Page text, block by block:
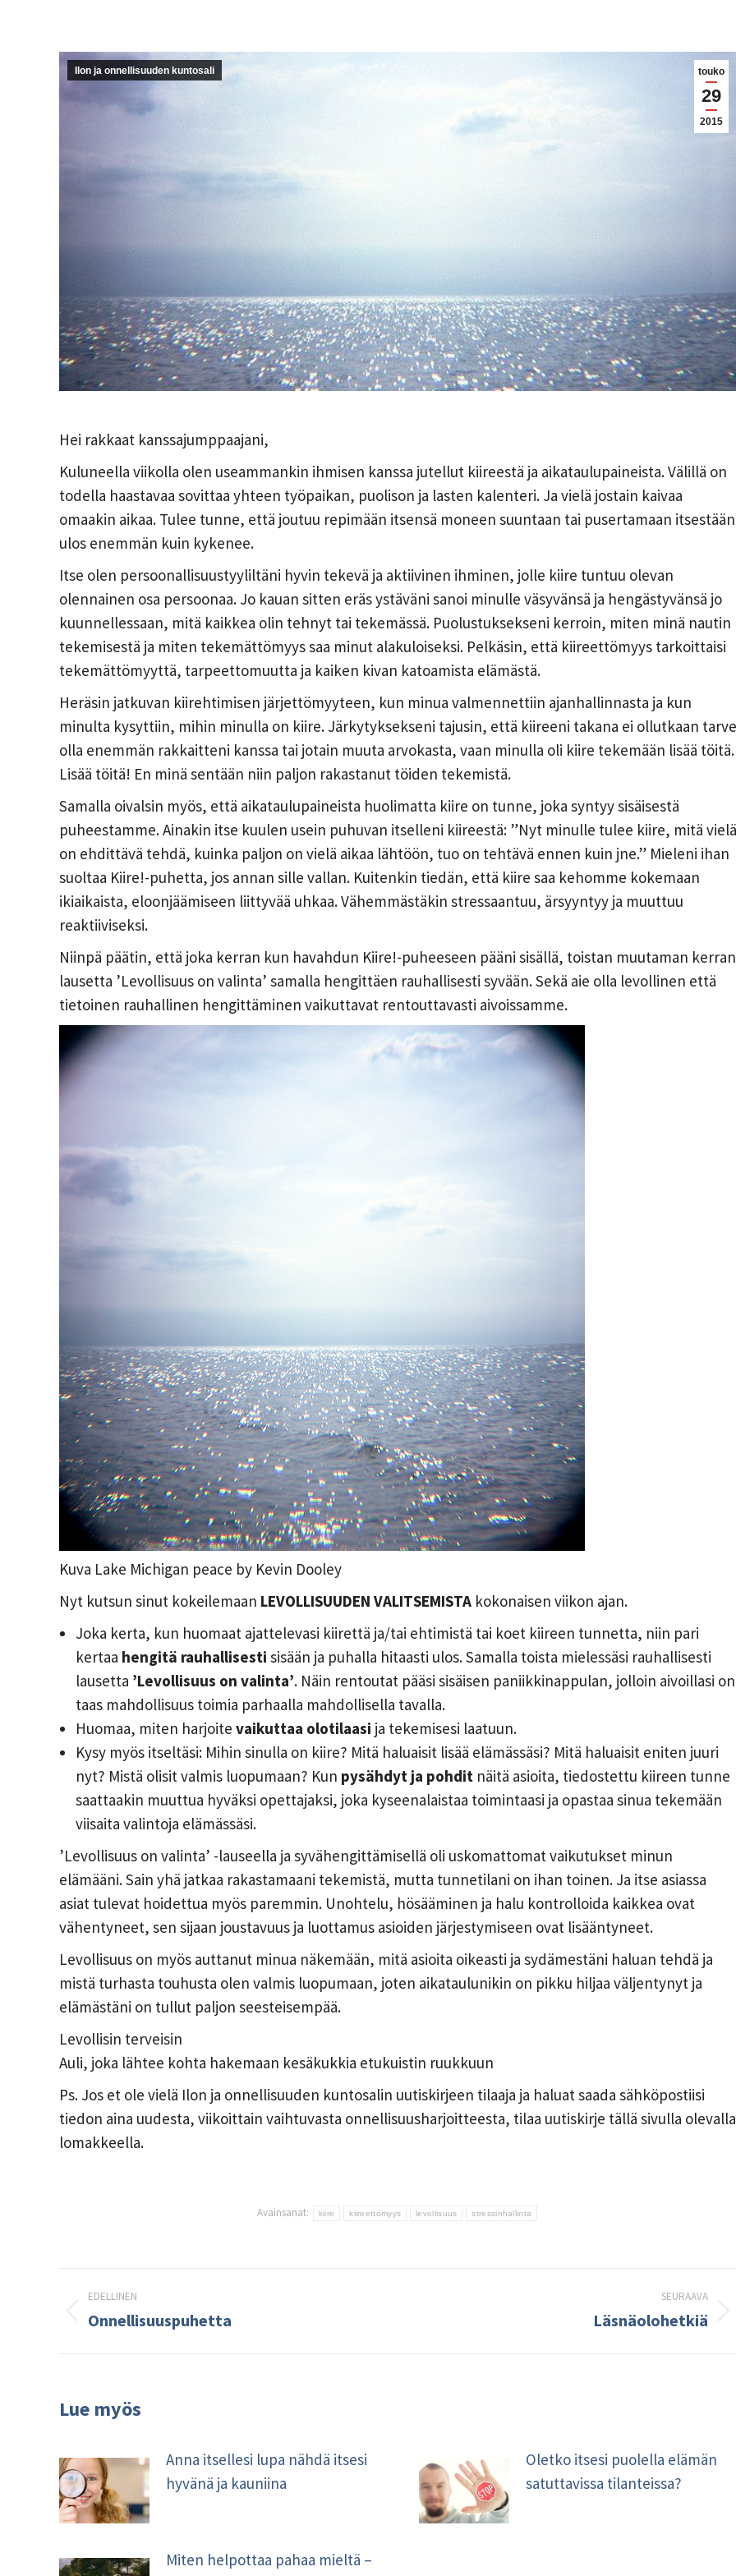
touko
29
2015
Ilon ja onnellisuuden kuntosali
Hei rakkaat kanssajumppaajani,
Kuluneella viikolla olen useammankin ihmisen kanssa jutellut kiireestä ja aikataulupaineista. Välillä on
todella haastavaa sovittaa yhteen työpaikan, puolison ja lasten kalenteri. Ja vielä jostain kaivaa
omaakin aikaa. Tulee tunne, että joutuu repimään itsensä moneen suuntaan tai pusertamaan itsestään
ulos enemmän kuin kykenee.
Itse olen persoonallisuustyyliltäni hyvin tekevä ja aktiivinen ihminen, jolle kiire tuntuu olevan
olennainen osa persoonaa. Jo kauan sitten eräs ystäväni sanoi minulle väsyvänsä ja hengästyvänsä jo
kuunnellessaan, mitä kaikkea olin tehnyt tai tekemässä. Puolustuksekseni kerroin, miten minä nautin
tekemisestä ja miten tekemättömyys saa minut alakuloiseksi. Pelkäsin, että kiireettömyys tarkoittaisi
tekemättömyyttä, tarpeettomuutta ja kaiken kivan katoamista elämästä.
Heräsin jatkuvan kiirehtimisen järjettömyyteen, kun minua valmennettiin ajanhallinnasta ja kun
minulta kysyttiin, mihin minulla on kiire. Järkytyksekseni tajusin, että kiireeni takana ei ollutkaan tarve
olla enemmän rakkaitteni kanssa tai jotain muuta arvokasta, vaan minulla oli kiire tekemään lisää töitä.
Lisää töitä! En minä sentään niin paljon rakastanut töiden tekemistä.
Samalla oivalsin myös, että aikataulupaineista huolimatta kiire on tunne, joka syntyy sisäisestä
puheestamme. Ainakin itse kuulen usein puhuvan itselleni kiireestä: ”Nyt minulle tulee kiire, mitä vielä
on ehdittävä tehdä, kuinka paljon on vielä aikaa lähtöön, tuo on tehtävä ennen kuin jne.” Mieleni ihan
suoltaa Kiire!-puhetta, jos annan sille vallan. Kuitenkin tiedän, että kiire saa kehomme kokemaan
ikiaikaista, eloonjäämiseen liittyvää uhkaa. Vähemmästäkin stressaantuu, ärsyyntyy ja muuttuu
reaktiiviseksi.
Niinpä päätin, että joka kerran kun havahdun Kiire!-puheeseen pääni sisällä, toistan muutaman kerran
lausetta ’Levollisuus on valinta’ samalla hengittäen rauhallisesti syvään. Sekä aie olla levollinen että
tietoinen rauhallinen hengittäminen vaikuttavat rentouttavasti aivoissamme.
Kuva Lake Michigan peace by Kevin Dooley
Nyt kutsun sinut kokeilemaan LEVOLLISUUDEN VALITSEMISTA kokonaisen viikon ajan.
Joka kerta, kun huomaat ajattelevasi kiirettä ja/tai ehtimistä tai koet kiireen tunnetta, niin pari
kertaa hengitä rauhallisesti sisään ja puhalla hitaasti ulos. Samalla toista mielessäsi rauhallisesti
lausetta ’Levollisuus on valinta’. Näin rentoutat pääsi sisäisen paniikkinappulan, jolloin aivoillasi on
taas mahdollisuus toimia parhaalla mahdollisella tavalla.
Huomaa, miten harjoite vaikuttaa olotilaasi ja tekemisesi laatuun.
Kysy myös itseltäsi: Mihin sinulla on kiire? Mitä haluaisit lisää elämässäsi? Mitä haluaisit eniten juuri
nyt? Mistä olisit valmis luopumaan? Kun pysähdyt ja pohdit näitä asioita, tiedostettu kiireen tunne
saattaakin muuttua hyväksi opettajaksi, joka kyseenalaistaa toimintaasi ja opastaa sinua tekemään
viisaita valintoja elämässäsi.
’Levollisuus on valinta’ -lauseella ja syvähengittämisellä oli uskomattomat vaikutukset minun
elämääni. Sain yhä jatkaa rakastamaani tekemistä, mutta tunnetilani on ihan toinen. Ja itse asiassa
asiat tulevat hoidettua myös paremmin. Unohtelu, hösääminen ja halu kontrolloida kaikkea ovat
vähentyneet, sen sijaan joustavuus ja luottamus asioiden järjestymiseen ovat lisääntyneet.
Levollisuus on myös auttanut minua näkemään, mitä asioita oikeasti ja sydämestäni haluan tehdä ja
mistä turhasta touhusta olen valmis luopumaan, joten aikataulunikin on pikku hiljaa väljentynyt ja
elämästäni on tullut paljon seesteisempää.
Levollisin terveisin
Auli, joka lähtee kohta hakemaan kesäkukkia etukuistin ruukkuun
Ps. Jos et ole vielä Ilon ja onnellisuuden kuntosalin uutiskirjeen tilaaja ja haluat saada sähköpostiisi
tiedon aina uudesta, viikoittain vaihtuvasta onnellisuusharjoitteesta, tilaa uutiskirje tällä sivulla olevalla
lomakkeella.
Avainsanat: kiire kiireettömyys levollisuus stressinhallinta
navigation
EDELLINEN
Edellinen
Onnellisuuspuhetta
SEURAAVA
Läsnäolohetkiä
Lue myös
Anna itsellesi lupa nähdä itsesi
hyvänä ja kauniina
Oletko itsesi puolella elämän
satuttavissa tilanteissa?
Miten helpottaa pahaa mieltä –